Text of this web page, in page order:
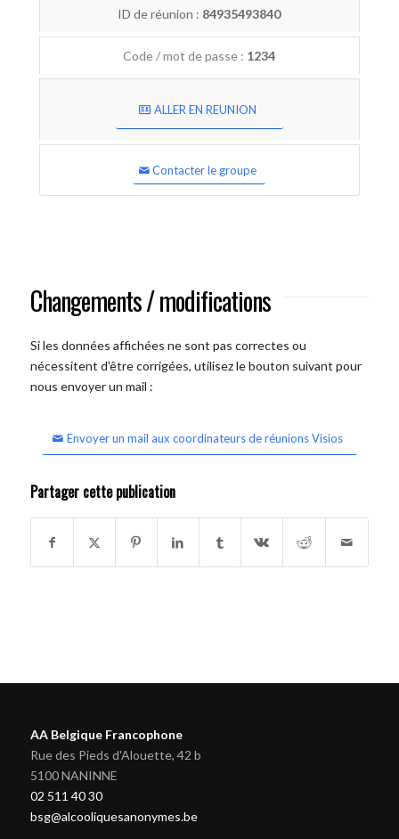
ID de réunion : 84935493840
Code / mot de passe : 1234
ALLER EN REUNION
Contacter le groupe
Changements / modifications
Si les données affichées ne sont pas correctes ou
nécessitent d'être corrigées, utilisez le bouton suivant pour
nous envoyer un mail :
Envoyer un mail aux coordinateurs de réunions Visios
Partager cette publication
AA Belgique Francophone
Rue des Pieds d'Alouette, 42 b
5100 NANINNE
02 511 40 30
bsg@alcooliquesanonymes.be